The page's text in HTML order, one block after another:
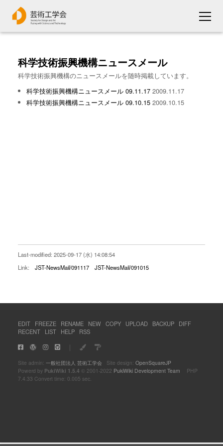
科学技術振興機構ニュースメール
科学技術振興機構のニュースメールを随時掲載しています。
科学技術振興機構ニュースメール 09.11.17 2009.11.17
科学技術振興機構ニュースメール 09.10.15 2009.10.15
Last-modified: 2025-09-17 (水) 14:08:54
Link:
JST-NewsMail/091117 JST-NewsMail/091015
EDIT FREEZE RENAME NEW COPY UPLOAD BACKUP
DIFF
RECENT
LIST HELP RSS
｜
Site admin: 一般社団法人 芸術工学会Site design: OpenSquareJP
Powerd by PukiWiki 1.5.4 © 2001-2022 PukiWiki Development Team PHP
7.4.33 Convert time: 0.005 sec.